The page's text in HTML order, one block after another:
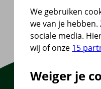
We gebruiken
we van je
sociale media.
wij of onze 15
Weiger je